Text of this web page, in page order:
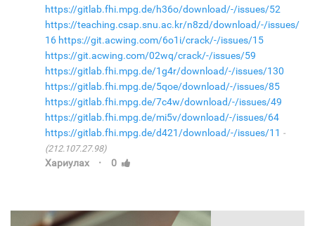
https://gitlab.fhi.mpg.de/h36o/download/-/issues/52
https://teaching.csap.snu.ac.kr/n8zd/download/-/issues/
16 https://git.acwing.com/6o1i/crack/-/issues/15
https://git.acwing.com/02wq/crack/-/issues/59
https://gitlab.fhi.mpg.de/1g4r/download/-/issues/130
https://gitlab.fhi.mpg.de/5qoe/download/-/issues/85
https://gitlab.fhi.mpg.de/7c4w/download/-/issues/49
https://gitlab.fhi.mpg.de/mi5v/download/-/issues/64
https://gitlab.fhi.mpg.de/d421/download/-/issues/11
(212.107.27.98)
Хариулах · 0